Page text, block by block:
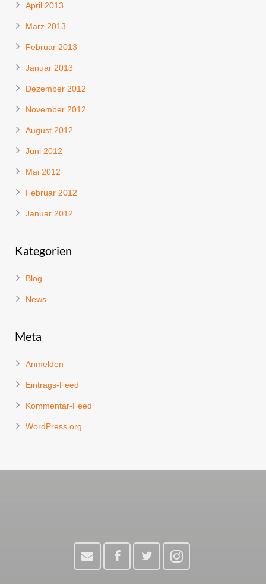
April 2013
März 2013
Februar 2013
Januar 2013
Dezember 2012
November 2012
August 2012
Juni 2012
Mai 2012
Februar 2012
Januar 2012
Kategorien
Blog
News
Meta
Anmelden
Eintrags-Feed
Kommentar-Feed
WordPress.org